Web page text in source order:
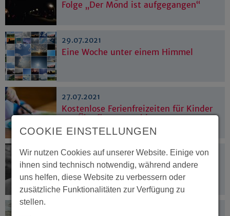
Folge „Der Mond ist aufgegangen“
29.07.2021
Eine Woche unter einem Himmel
27.07.2021
Kostenlose Ferienfreizeiten für Kinder
aus Überflutungsgebieten
23.07.2021
Der „Westfale aus Überzeugung“
wurde 88 Jahre alt
COOKIE EINSTELLUNGEN
Wir nutzen Cookies auf unserer Website. Einige von
ihnen sind technisch notwendig, während andere
uns helfen, diese Website zu verbessern oder
zusätzliche Funktionalitäten zur Verfügung zu
stellen.